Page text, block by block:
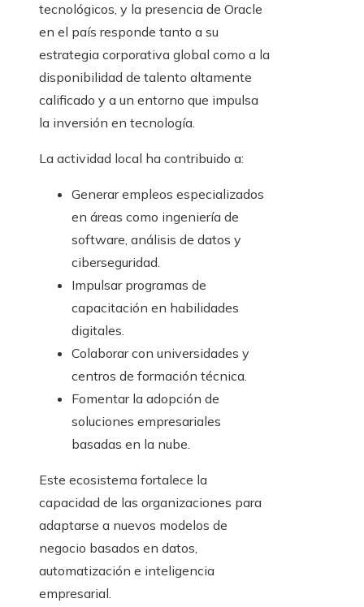
tecnológicos, y la presencia de Oracle
en el país responde tanto a su
estrategia corporativa global como a la
disponibilidad de talento altamente
calificado y a un entorno que impulsa
la inversión en tecnología.
La actividad local ha contribuido a:
Generar empleos especializados
en áreas como ingeniería de
software, análisis de datos y
ciberseguridad.
Impulsar programas de
capacitación en habilidades
digitales.
Colaborar con universidades y
centros de formación técnica.
Fomentar la adopción de
soluciones empresariales
basadas en la nube.
Este ecosistema fortalece la
capacidad de las organizaciones para
adaptarse a nuevos modelos de
negocio basados en datos,
automatización e inteligencia
empresarial.